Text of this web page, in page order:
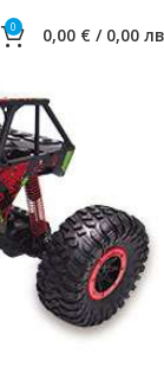
0 0,00 € / 0,00